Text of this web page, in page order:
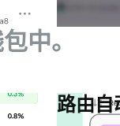
中。
路由自